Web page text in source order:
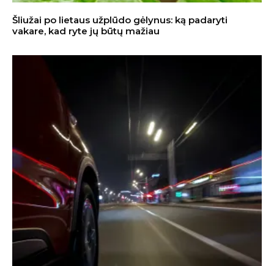
Šliužai po lietaus užplūdo gėlynus: ką padaryti
vakare, kad ryte jų būtų mažiau